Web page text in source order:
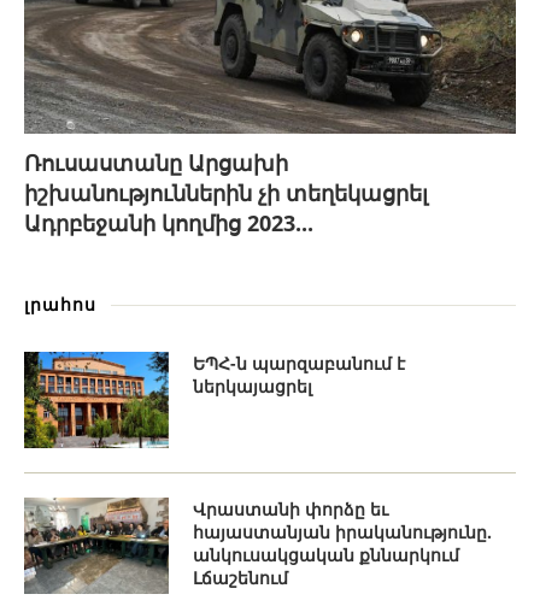
Ռուսաստանը Արցախի
իշխանություններին չի տեղեկացրել
Ադրբեջանի կողմից 2023...
լրահոս
ԵՊՀ-ն պարզաբանում է
ներկայացրել
Վրաստանի փորձը եւ
հայաստանյան իրականությունը.
անկուսակցական քննարկում
Լճաշենում